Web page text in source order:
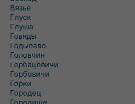
Вязье
Глуск
Глуша
Говяды
Годылево
Головчин
Горбацевичи
Горбовичи
Горки
Городец